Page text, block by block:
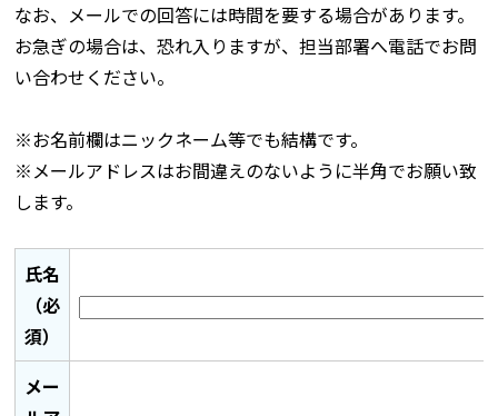
なお、メールでの回答には時間を要する場合があります。
お急ぎの場合は、恐れ入りますが、担当部署へ電話でお問
い合わせください。
※お名前欄はニックネーム等でも結構です。
※メールアドレスはお間違えのないように半角でお願い致
します。
氏名
（必
須）
メー